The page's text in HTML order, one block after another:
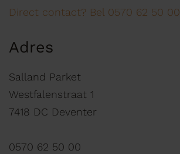
Direct contact? Bel 0570 62 50 00
Adres
Salland Parket
Westfalenstraat 1
7418 DC Deventer
0570 62 50 00